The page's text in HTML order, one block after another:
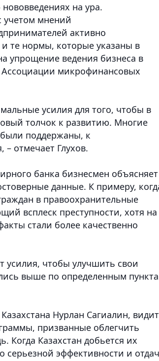
на ура.
учетом мнений
активно
те нормы, которые указаны в
упрощение ведения бизнеса в
Ассоциации микрофинансовых
усилия для того, чтобы в
толчок к развитию. Многие
поддержаны, к
отмечает Глухов.
банка бизнесмен объясняет
данные. К примеру,
в правоохранительные
всплеск преступности, хотя на
стали более качественно
усилия, чтобы улучшить свои
выше по определенным
Нурлан Сагиалин, видит
призванные облегчить
Когда Казахстан добьется их
серьезной эффективности и